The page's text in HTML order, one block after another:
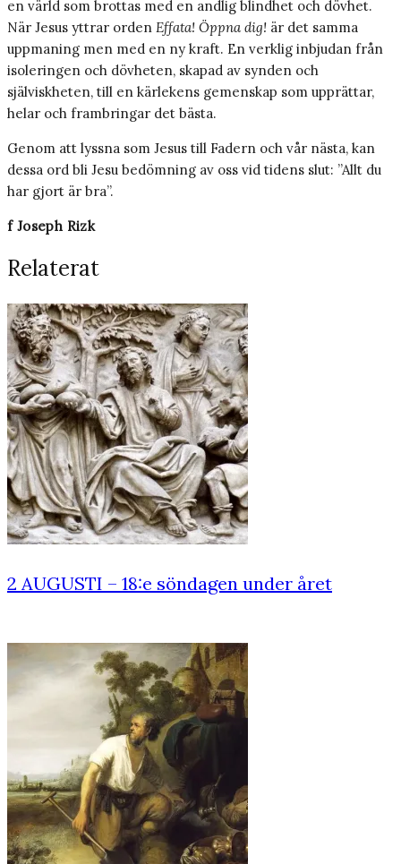
en värld som brottas med en andlig blindhet och dövhet.
När Jesus yttrar orden Effata! Öppna dig! är det samma
uppmaning men med en ny kraft. En verklig inbjudan från
isoleringen och dövheten, skapad av synden och
själviskheten, till en kärlekens gemenskap som upprättar,
helar och frambringar det bästa.
Genom att lyssna som Jesus till Fadern och vår nästa, kan
dessa ord bli Jesu bedömning av oss vid tidens slut: ”Allt du
har gjort är bra”.
f Joseph Rizk
Relaterat
2 AUGUSTI – 18:e söndagen under året